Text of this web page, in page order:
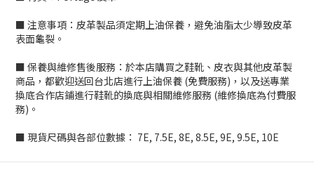
■ 注意事項：皮革製品須定期上油保養，避免油脂太少導致皮革
表面龜裂。
■ 保養與維修售後服務：於本店購買之鞋靴、皮衣與其他皮革製
商品，都歡迎送回台北店進行上油保養 (免費服務)，以及送專業
換底合作店鋪進行鞋靴的換底與相關維修服務 (維修換底為付費服
務)。
■ 現貨尺碼與各部位數據： 7E, 7.5E, 8E, 8.5E, 9E, 9.5E, 10E